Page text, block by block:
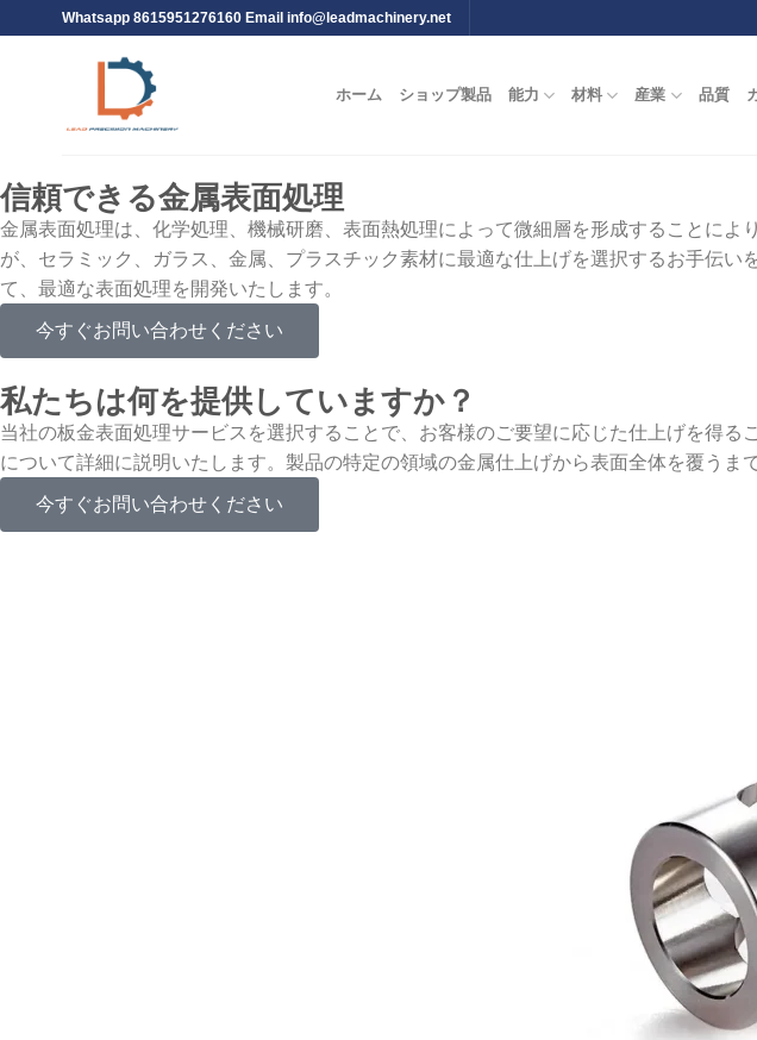
Whatsapp 8615951276160 Email info@leadmachinery.net
ホーム ショップ製品 能力 材料 産業 品質
信頼できる金属表面処理
金属表面処理は、化学処理、機械研磨、表面熱処理によって微細層を形成することに
が、セラミック、ガラス、金属、プラスチック素材に最適な仕上げを選択するお手伝
て、最適な表面処理を開発いたします。
今すぐお問い合わせください
私たちは何を提供していますか？
当社の板金表面処理サービスを選択することで、お客様のご要望に応じた仕上げを得
について詳細に説明いたします。製品の特定の領域の金属仕上げから表面全体を覆うま
今すぐお問い合わせください